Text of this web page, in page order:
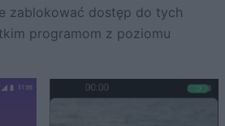
zablokować dostęp do tych
programom z poziomu